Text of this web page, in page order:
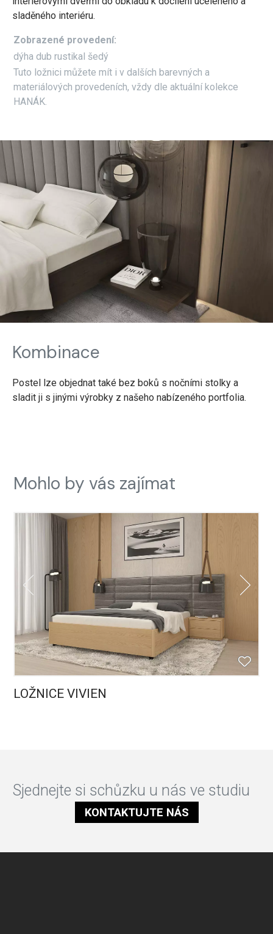
sladěného interiéru.
Zobrazené provedení:
dýha dub rustikal šedý
Tuto ložnici můžete mít i v dalších barevných a
materiálových provedeních, vždy dle aktuální kolekce
HANÁK.
Kombinace
Postel lze objednat také bez boků s nočními stolky a
sladit ji s jinými výrobky z našeho nabízeného portfolia.
Mohlo by vás zajímat
LOŽNICE VIVIEN
Sjednejte si schůzku u nás ve studiu
KONTAKTUJTE NÁS